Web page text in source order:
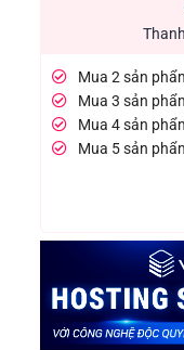
Mua 2 sản
Mua 3 sản
Mua 4 sản
Mua 5 sản